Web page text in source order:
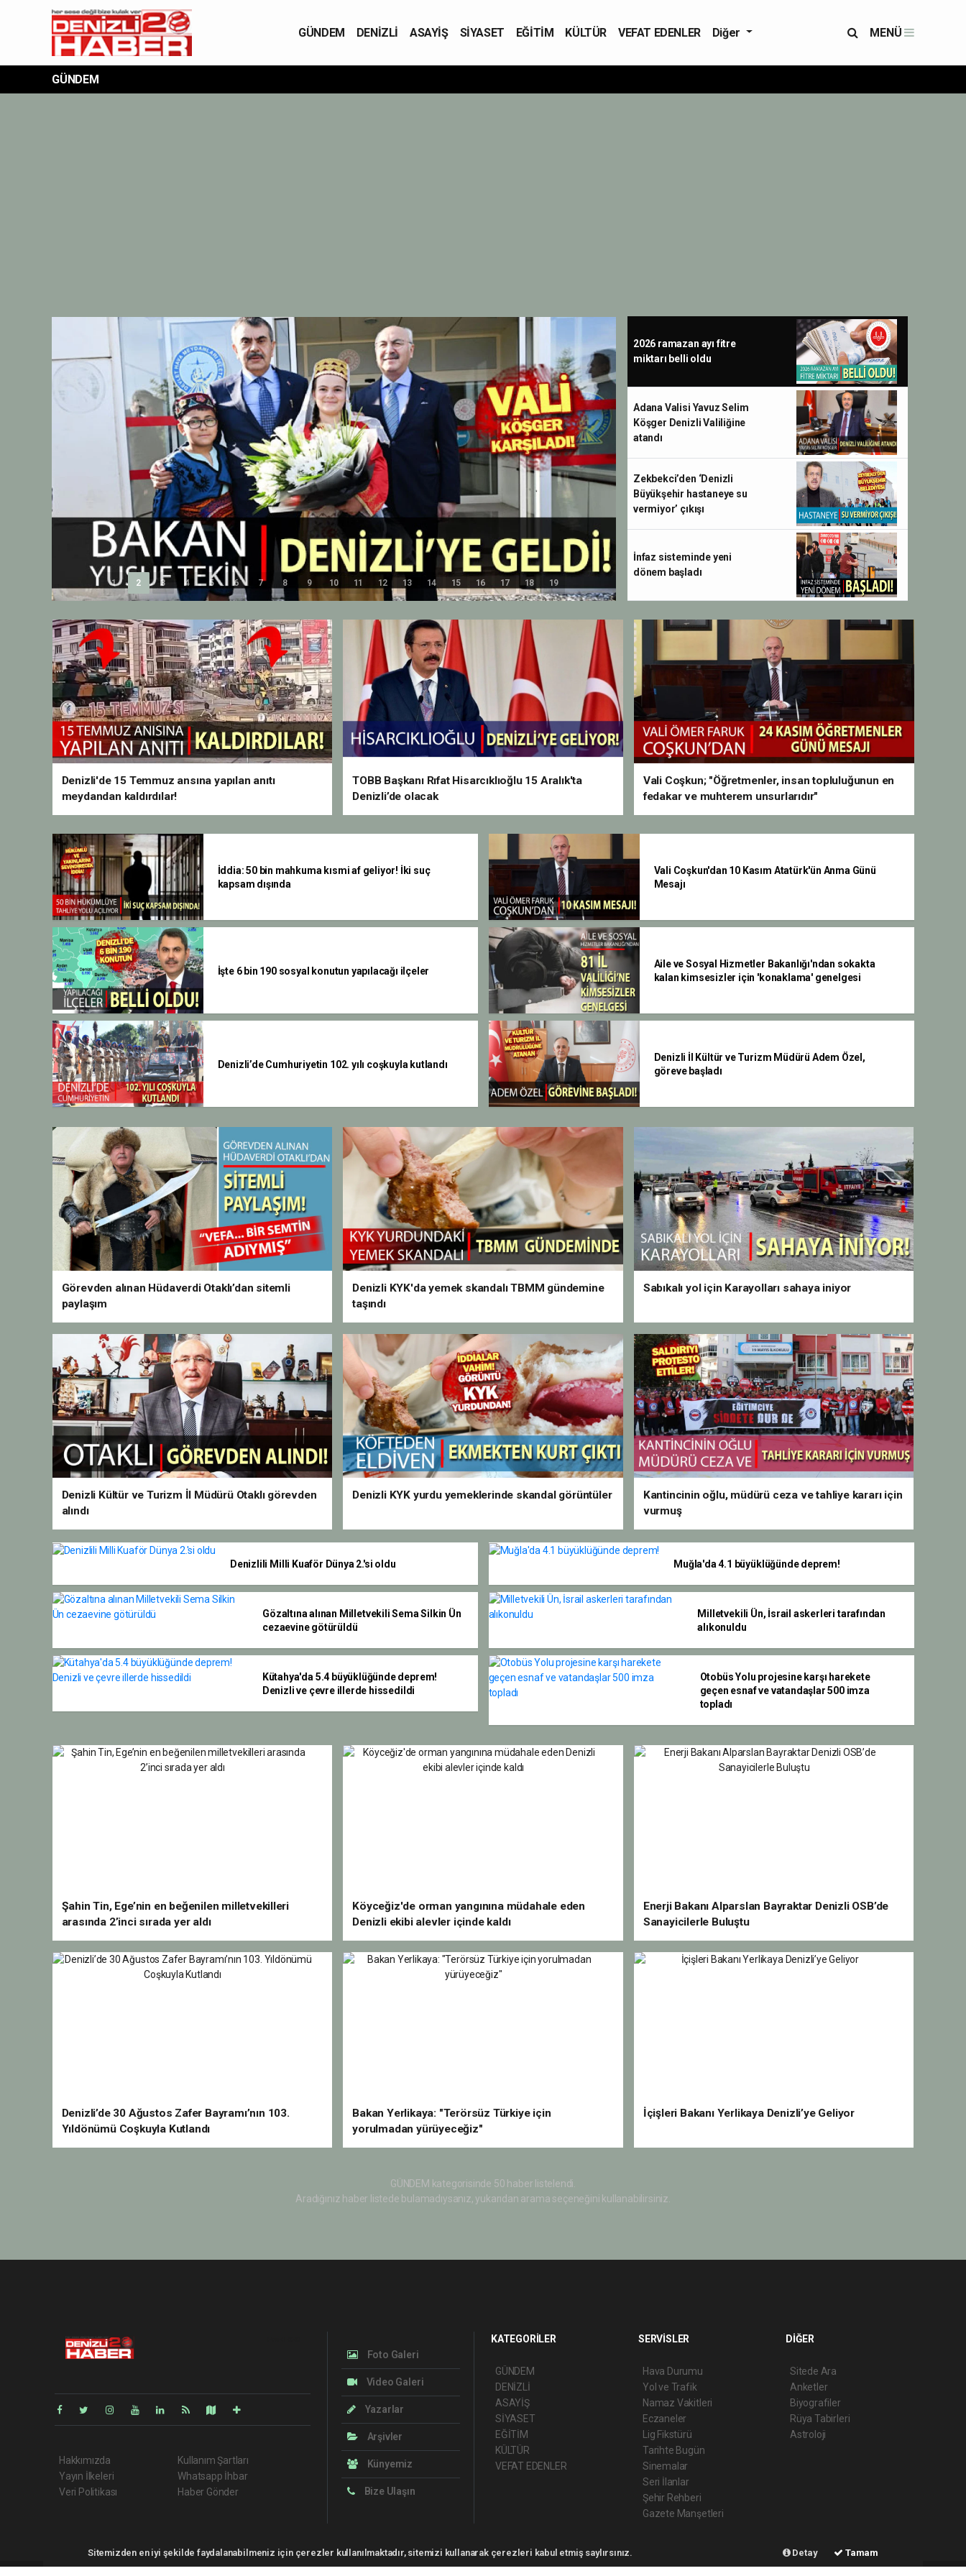
GÜNDEM DENİZLİ ASAYİŞ SİYASET EĞİTİM KÜLTÜR VEFAT EDENLER Diğer MENÜ
GÜNDEM
1 2 3 4 5 6 7 8 9 10 11 12 13 14 15 16 17 18 19
2026 ramazan ayı fitre
miktarı belli oldu
Adana Valisi Yavuz Selim
Köşger Denizli Valiliğine
atandı
Zekbekci’den ‘Denizli
Büyükşehir hastaneye su
vermiyor’ çıkışı
İnfaz sisteminde yeni
dönem başladı
Denizli'de 15 Temmuz ansına yapılan anıtı
meydandan kaldırdılar!
TOBB Başkanı Rıfat Hisarcıklıoğlu 15 Aralık'ta
Denizli’de olacak
Vali Coşkun; "Öğretmenler, insan topluluğunun en
fedakar ve muhterem unsurlarıdır"
İddia: 50 bin mahkuma kısmi af geliyor! İki suç
kapsam dışında
Vali Coşkun'dan 10 Kasım Atatürk'ün Anma Günü
Mesajı
İşte 6 bin 190 sosyal konutun yapılacağı ilçeler
Aile ve Sosyal Hizmetler Bakanlığı'ndan sokakta
kalan kimsesizler için 'konaklama' genelgesi
Denizli’de Cumhuriyetin 102. yılı coşkuyla kutlandı
Denizli İl Kültür ve Turizm Müdürü Adem Özel,
göreve başladı
Görevden alınan Hüdaverdi Otaklı’dan sitemli
paylaşım
Denizli KYK'da yemek skandalı TBMM gündemine
taşındı
Sabıkalı yol için Karayolları sahaya iniyor
Denizli Kültür ve Turizm İl Müdürü Otaklı görevden
alındı
Denizli KYK yurdu yemeklerinde skandal görüntüler
Kantincinin oğlu, müdürü ceza ve tahliye kararı için
vurmuş
Denizlili Milli Kuaför Dünya 2.'si oldu Muğla'da 4.1 büyüklüğünde deprem!
Gözaltına alınan Milletvekili Sema Silkin Ün
cezaevine götürüldü
Milletvekili Ün, İsrail askerleri tarafından
alıkonuldu
Kütahya'da 5.4 büyüklüğünde deprem!
Denizli ve çevre illerde hissedildi
Otobüs Yolu projesine karşı harekete
geçen esnaf ve vatandaşlar 500 imza
topladı
Şahin Tin, Ege’nin en beğenilen milletvekilleri
arasında 2’inci sırada yer aldı
Köyceğiz'de orman yangınına müdahale eden
Denizli ekibi alevler içinde kaldı
Enerji Bakanı Alparslan Bayraktar Denizli OSB’de
Sanayicilerle Buluştu
Denizli’de 30 Ağustos Zafer Bayramı’nın 103.
Yıldönümü Coşkuyla Kutlandı
Bakan Yerlikaya: "Terörsüz Türkiye için
yorulmadan yürüyeceğiz"
İçişleri Bakanı Yerlikaya Denizli’ye Geliyor
GÜNDEM kategorisinde 50 haber listelendi.
Aradığınız haber listede bulamadıysanız, yukarıdan arama seçeneğini kullanabilirsiniz.
Sitemizden en iyi şekilde faydalanabilmeniz için çerezler kullanılmaktadır, sitemizi kullanarak çerezleri kabul etmiş saylırsınız. Detay Tamam
Hakkımızda
Yayın İlkeleri
Veri Politikası
Kullanım Şartları
Whatsapp İhbar
Haber Gönder
Foto Galeri
Video Galeri
Yazarlar
Arşivler
Künyemiz
Bize Ulaşın
KATEGORİLER
GÜNDEM
DENİZLİ
ASAYİŞ
SİYASET
EĞİTİM
KÜLTÜR
VEFAT EDENLER
SERVİSLER
Hava Durumu
Yol ve Trafik
Namaz Vakitleri
Eczaneler
Lig Fikstürü
Tarihte Bugün
Sinemalar
Seri İlanlar
Şehir Rehberi
Gazete Manşetleri
DİĞER
Sitede Ara
Anketler
Biyografiler
Rüya Tabirleri
Astroloji